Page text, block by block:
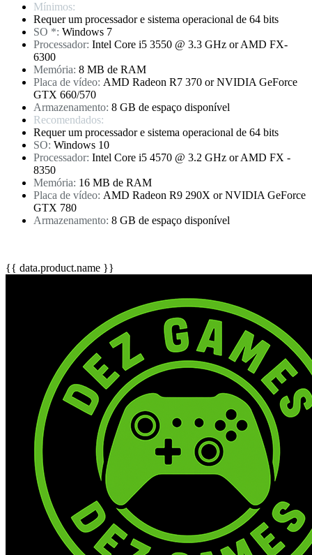
Mínimos:
Requer um processador e sistema operacional de 64 bits
SO *: Windows 7
Processador: Intel Core i5 3550 @ 3.3 GHz or AMD FX-
6300
Memória: 8 MB de RAM
Placa de vídeo: AMD Radeon R7 370 or NVIDIA GeForce
GTX 660/570
Armazenamento: 8 GB de espaço disponível
Recomendados:
Requer um processador e sistema operacional de 64 bits
SO: Windows 10
Processador: Intel Core i5 4570 @ 3.2 GHz or AMD FX -
8350
Memória: 16 MB de RAM
Placa de vídeo: AMD Radeon R9 290X or NVIDIA GeForce
GTX 780
Armazenamento: 8 GB de espaço disponível
{{ data.product.name }}